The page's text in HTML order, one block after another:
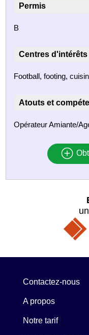
Permis
B
Centres d'intérêts
Football, footing,
Atouts et
Opérateur Amiante/
Contactez-nous
A propos
Notre tarif